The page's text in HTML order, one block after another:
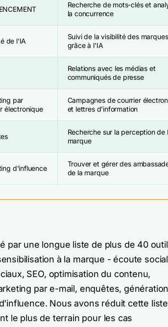
Recherche de mots-clés et
la concurrence
de l'IA
Suivi de la visibilité des marques
grâce à l'IA
Relations avec les médias et
communiqués de presse
par
électronique
Campagnes de courrier
et lettres d'information
Recherche sur la perception de
marque
d'influence
Trouver et gérer des
de la marque
par une longue liste de plus de 40
à la marque - écoute
SEO, optimisation du contenu,
par e-mail, enquêtes, génération
Nous avons réduit cette liste
le plus de terrain pour les cas